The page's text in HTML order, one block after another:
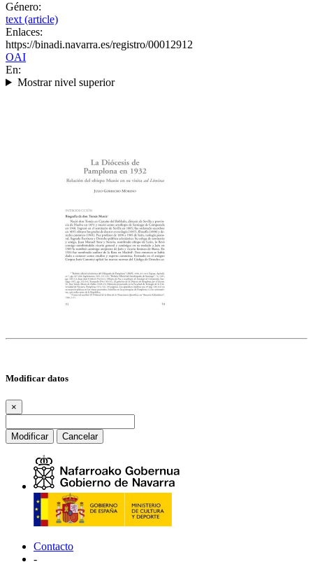
Género:
text (article)
Enlaces:
https://binadi.navarra.es/registro/00012912
OAI
En:
Mostrar nivel superior
Modificar datos
×
Modificar Cancelar
Contacto
-